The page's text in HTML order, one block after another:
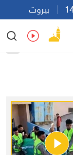
بيروت
Ar